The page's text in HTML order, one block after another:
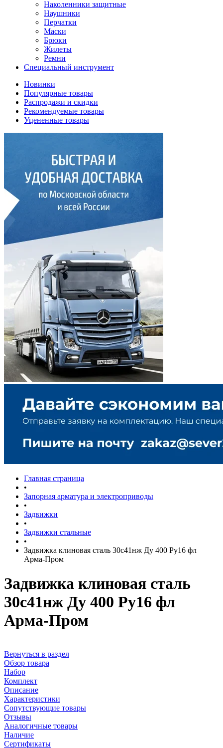
Наколенники защитные
Наушники
Перчатки
Маски
Брюки
Жилеты
Ремни
Специальный инструмент
Новинки
Популярные товары
Распродажи и скидки
Рекомендуемые товары
Уцененные товары
Главная страница
•
Запорная арматура и электроприводы
•
Задвижки
•
Задвижки стальные
•
Задвижка клиновая сталь 30с41нж Ду 400 Ру16 фл
Арма-Пром
Задвижка клиновая сталь
30с41нж Ду 400 Ру16 фл
Арма-Пром
Вернуться в раздел
Обзор товара
Набор
Комплект
Описание
Характеристики
Сопутствующие товары
Отзывы
Аналогичные товары
Наличие
Сертификаты